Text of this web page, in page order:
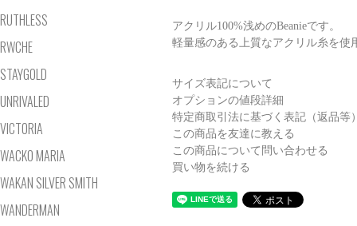
アクリル100%浅めのBeanieです。
軽量感のある上質なアクリル糸を使
サイズ表記について
オプションの値段詳細
特定商取引法に基づく表記（返品等
この商品を友達に教える
この商品について問い合わせる
買い物を続ける
RUTHLESS
RWCHE
STAYGOLD
UNRIVALED
VICTORIA
WACKO MARIA
WAKAN SILVER SMITH
WANDERMAN